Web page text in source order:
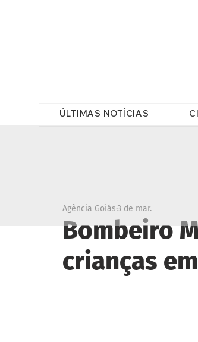
ÚLTIMAS NOTÍCIAS
Bombeiro
crianças
Agência Goiás3 de mar.